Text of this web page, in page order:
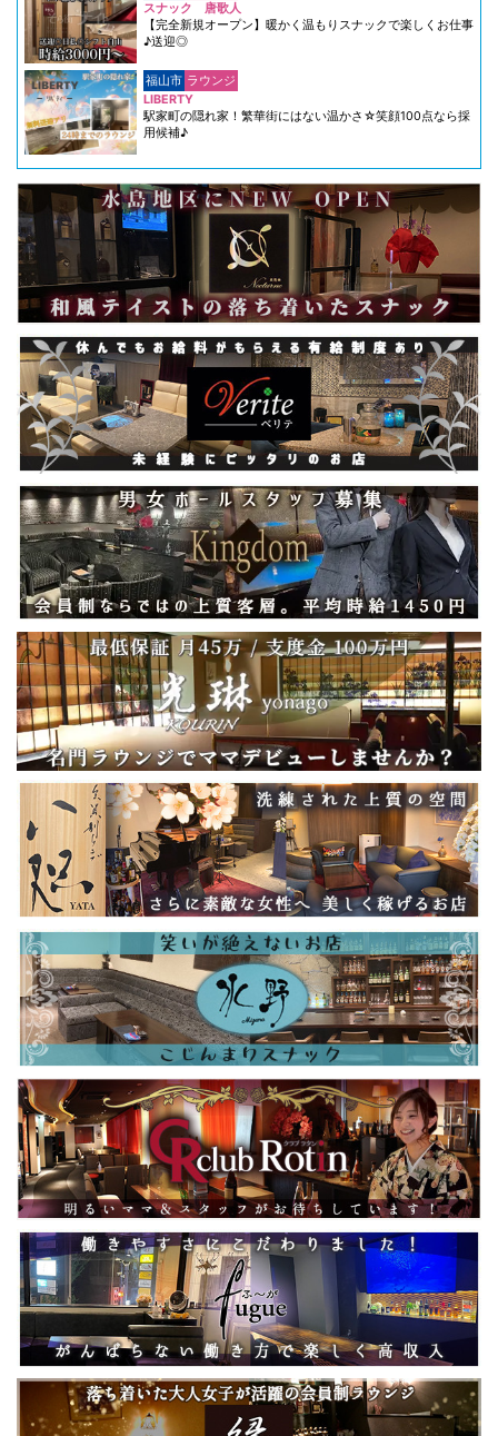
スナック 唐歌人
【完全新規オープン】暖かく温もりスナックで楽しくお仕事
♪送迎◎
福山市 ラウンジ
LIBERTY
駅家町の隠れ家！繁華街にはない温かさ☆笑顔100点なら採
用候補♪